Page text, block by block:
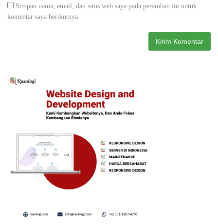
Simpan nama, email, dan situs web saya pada peramban ini untuk
komentar saya berikutnya.